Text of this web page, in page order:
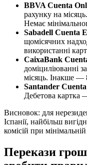
BBVA Cuenta
рахунку на
Немає
Sabadell Cuenta
щомісячних
використанні
CaixaBank
доміциліюванні
місяць. Інакше —
Santander
Дебетова картка
Висновок: для
Іспанії, найбільш
комісій при
Перекази